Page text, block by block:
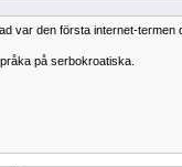
var den första internet-termen
på serbokroatiska.